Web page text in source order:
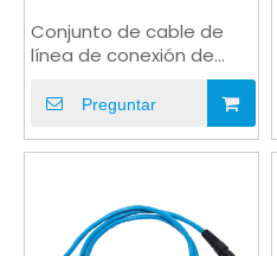
Conjunto de cable de
línea de conexión de
conector M12 8P
Preguntar